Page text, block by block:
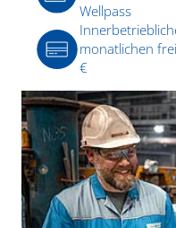
Wellpass
monatlichen
€